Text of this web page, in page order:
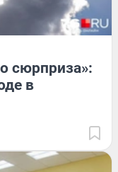
сюрприза»:
в